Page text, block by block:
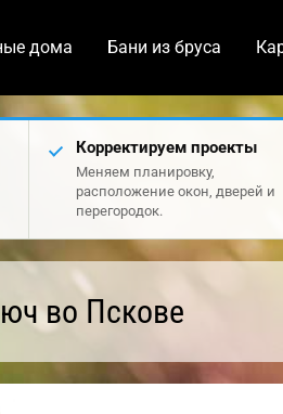
дома Бани из бруса
Корректируем проекты
Меняем планировку,
расположение окон, дверей и
перегородок.
во Пскове